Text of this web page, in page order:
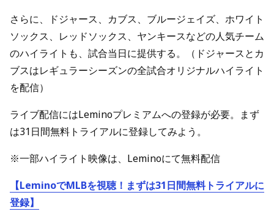
さらに、ドジャース、カブス、ブルージェイズ、ホワイト
ソックス、レッドソックス、ヤンキースなどの人気チーム
のハイライトも、試合当日に提供する。（ドジャースとカ
ブスはレギュラーシーズンの全試合オリジナルハイライト
を配信）
ライブ配信にはLeminoプレミアムへの登録が必要。まず
は31日間無料トライアルに登録してみよう。
※一部ハイライト映像は、Leminoにて無料配信
【LeminoでMLBを視聴！まずは31日間無料トライアルに
登録】